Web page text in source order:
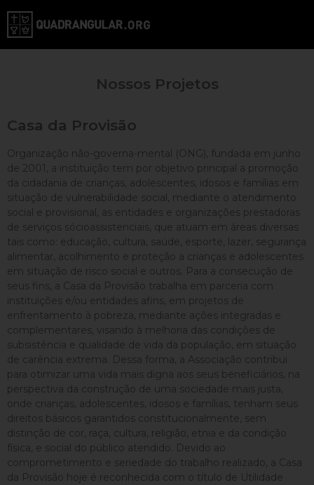
Nossos Projetos
Casa da Provisão
Organização não-governa-mental (ONG), fundada em junho
de 2001, a instituição tem por objetivo principal a promoção
da cidadania de crianças, adolescentes, idosos e famílias em
situação de vulnerabilidade social, mediante o atendimento
social e provisional, as entidades e organizações prestadoras
de serviços sócioassistenciais, que atuam em áreas diversas
tais como: educação, cultura, saúde, esporte, lazer, segurança
alimentar, acolhimento e proteção a crianças e adolescentes
em situação de risco social e outros. Para a consecução de
seus fins, a Casa da Provisão trabalha em parceria com
instituições e/ou entidades afins, em projetos de
enfrentamento à pobreza, mediante ações integradas e
complementares, visando à melhoria das condições de
subsistência e qualidade de vida da população, em situação
de carência extrema. Dessa forma, a Associação contribui
para otimizar uma vida mais digna aos seus beneficiários, na
perspectiva da construção de uma sociedade mais justa,
onde crianças, adolescentes, idosos e famílias, tenham seus
direitos básicos garantidos constitucionalmente, sem
distinção de cor, raça, cultura, religião, etnia e da condição
física, e social do público atendido. Devido ao
comprometimento e seriedade do trabalho realizado, a Casa
da Provisão hoje é reconhecida com o título de Utilidade